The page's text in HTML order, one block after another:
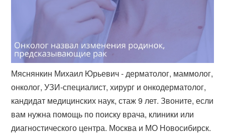
Мяснянкин Михаил Юрьевич - дерматолог, маммолог,
онколог, УЗИ-специалист, хирург и онкодерматолог,
кандидат медицинских наук, стаж 9 лет. Звоните, если
вам нужна помощь по поиску врача, клиники или
диагностического центра. Москва и МО Новосибирск.